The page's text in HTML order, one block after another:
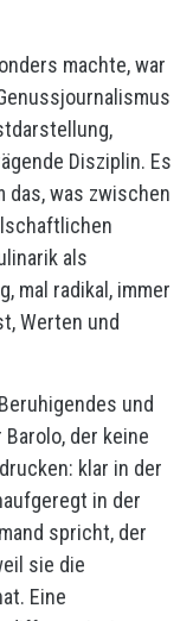
machte, war
Disziplin. Es
das, was zwischen
als
mal radikal, immer
Werten und
und
der keine
klar in der
in der
spricht, der
sie die
Eine